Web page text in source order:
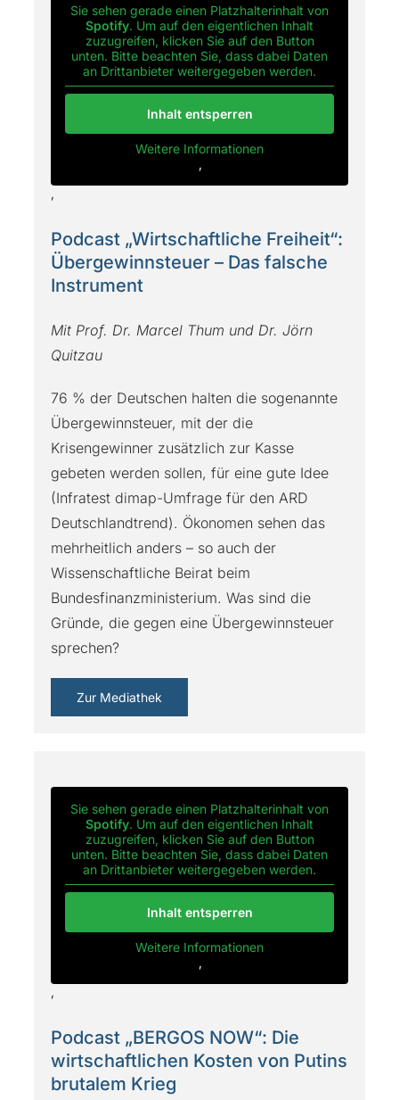
Sie sehen gerade einen Platzhalterinhalt von
Spotify. Um auf den eigentlichen Inhalt
zuzugreifen, klicken Sie auf den Button
unten. Bitte beachten Sie, dass dabei Daten
an Drittanbieter weitergegeben werden.
Inhalt entsperren
Weitere Informationen
‚
‚
Podcast „Wirtschaftliche Freiheit“:
Übergewinnsteuer – Das falsche
Instrument
Mit Prof. Dr. Marcel Thum und Dr. Jörn
Quitzau
76 % der Deutschen halten die sogenannte
Übergewinnsteuer, mit der die
Krisengewinner zusätzlich zur Kasse
gebeten werden sollen, für eine gute Idee
(Infratest dimap-Umfrage für den ARD
Deutschlandtrend). Ökonomen sehen das
mehrheitlich anders – so auch der
Wissenschaftliche Beirat beim
Bundesfinanzministerium. Was sind die
Gründe, die gegen eine Übergewinnsteuer
sprechen?
Zur Mediathek
Sie sehen gerade einen Platzhalterinhalt von
Spotify. Um auf den eigentlichen Inhalt
zuzugreifen, klicken Sie auf den Button
unten. Bitte beachten Sie, dass dabei Daten
an Drittanbieter weitergegeben werden.
Inhalt entsperren
Weitere Informationen
‚
‚
Podcast „BERGOS NOW“: Die
wirtschaftlichen Kosten von Putins
brutalem Krieg